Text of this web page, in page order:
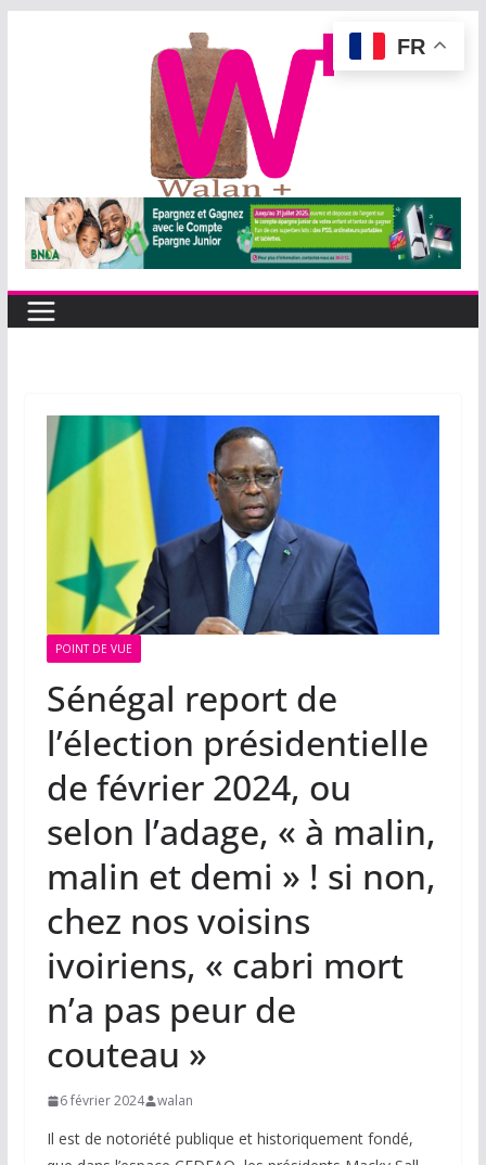
POINT DE VUE
Sénégal report de
l’élection présidentielle
de février 2024, ou
selon l’adage, « à malin,
malin et demi » ! si non,
chez nos voisins
ivoiriens, « cabri mort
n’a pas peur de
couteau »
6 février 2024 walan
Il est de notoriété publique et historiquement fondé,
FR